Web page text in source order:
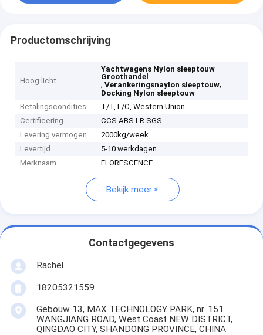
Productomschrijving
Hoog licht
Yachtwagens Nylon sleeptouw
Groothandel
,Verankeringsnaylon sleeptouw,
Docking Nylon sleeptouw
Betalingscondities
T/T, L/C, Western Union
Certificering
CCS ABS LR SGS
Levering vermogen
2000kg/week
Levertijd
5-10 werkdagen
Merknaam
FLORESCENCE
Bekijk meer
Contactgegevens
Rachel
18205321559
Gebouw 13, MAX TECHNOLOGY PARK, nr. 151
WANGJIANG ROAD, West Coast NEW DISTRICT,
QINGDAO CITY, SHANDONG PROVINCE, CHINA